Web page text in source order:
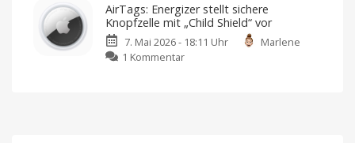
zuschlagen
60
günstiger
bei
Erste
Generation
im
AirTags: Energizer stellt sichere
Knopfzelle mit „Child Shield“ vor
7. Mai 2026 - 18:11 Uhr
Marlene
1 Kommentar